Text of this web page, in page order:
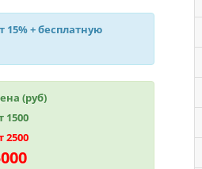
15%+ бесплатную
(руб)
1500
2500